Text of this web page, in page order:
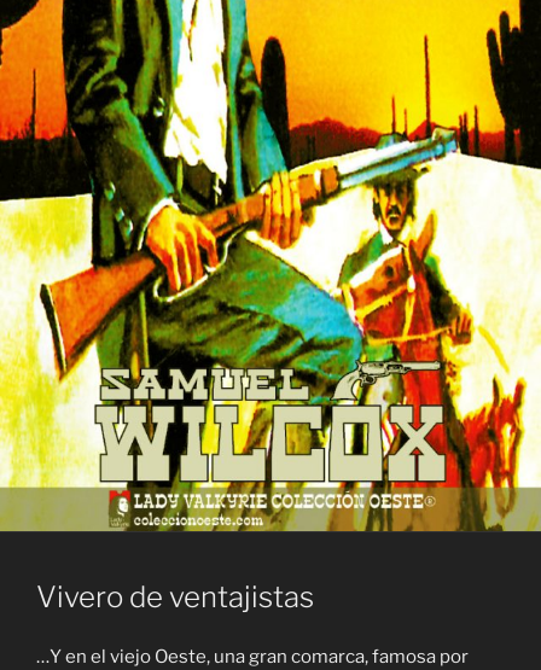
Vivero de ventajistas
…Y en el viejo Oeste, una gran comarca, famosa por